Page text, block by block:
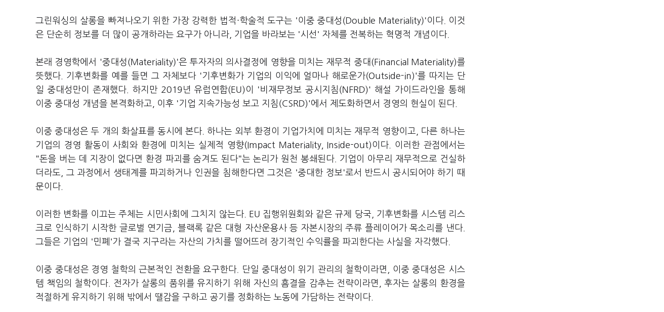
그린워싱의 살롱을 빠져나오기 위한 가장 강력한 법적·학술적 도구는 '이중 중대성(Double Materiality)'이다. 이것
은 단순히 정보를 더 많이 공개하라는 요구가 아니라, 기업을 바라보는 '시선' 자체를 전복하는 혁명적 개념이다.
본래 경영학에서 '중대성(Materiality)'은 투자자의 의사결정에 영향을 미치는 재무적 중대(Financial Materiality)를
뜻했다. 기후변화를 예를 들면 그 자체보다 '기후변화가 기업의 이익에 얼마나 해로운가(Outside-in)'를 따지는 단
일 중대성만이 존재했다. 하지만 2019년 유럽연합(EU)이 '비재무정보 공시지침(NFRD)' 해설 가이드라인을 통해
이중 중대성 개념을 본격화하고, 이후 '기업 지속가능성 보고 지침(CSRD)'에서 제도화하면서 경영의 현실이 된다.
이중 중대성은 두 개의 화살표를 동시에 본다. 하나는 외부 환경이 기업가치에 미치는 재무적 영향이고, 다른 하나는
기업의 경영 활동이 사회와 환경에 미치는 실제적 영향(Impact Materiality, Inside-out)이다. 이러한 관점에서는
"돈을 버는 데 지장이 없다면 환경 파괴를 숨겨도 된다"는 논리가 원천 봉쇄된다. 기업이 아무리 재무적으로 건실하
더라도, 그 과정에서 생태계를 파괴하거나 인권을 침해한다면 그것은 '중대한 정보'로서 반드시 공시되어야 하기 때
문이다.
이러한 변화를 이끄는 주체는 시민사회에 그치지 않는다. EU 집행위원회와 같은 규제 당국, 기후변화를 시스템 리스
크로 인식하기 시작한 글로벌 연기금, 블랙록 같은 대형 자산운용사 등 자본시장의 주류 플레이어가 목소리를 낸다.
그들은 기업의 '민폐'가 결국 지구라는 자산의 가치를 떨어뜨려 장기적인 수익률을 파괴한다는 사실을 자각했다.
이중 중대성은 경영 철학의 근본적인 전환을 요구한다. 단일 중대성이 위기 관리의 철학이라면, 이중 중대성은 시스
템 책임의 철학이다. 전자가 살롱의 품위를 유지하기 위해 자신의 흠결을 감추는 전략이라면, 후자는 살롱의 환경을
적절하게 유지하기 위해 밖에서 땔감을 구하고 공기를 정화하는 노동에 가담하는 전략이다.